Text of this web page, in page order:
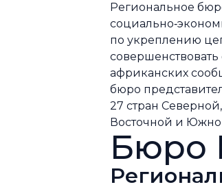
Региональное
по укреплению
африканских
бюро
27 стран
Восточной и
Бюро